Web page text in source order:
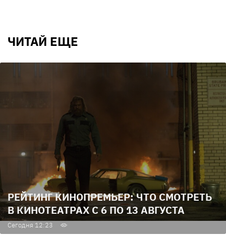
ЧИТАЙ ЕЩЕ
РЕЙТИНГ КИНОПРЕМЬЕР: ЧТО СМОТРЕТЬ
В КИНОТЕАТРАХ С 6 ПО 13 АВГУСТА
Сегодня 12:23